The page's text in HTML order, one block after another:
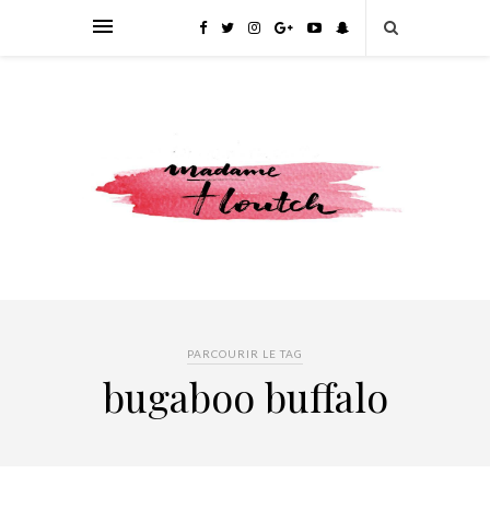
PARCOURIR LE TAG
bugaboo buffalo